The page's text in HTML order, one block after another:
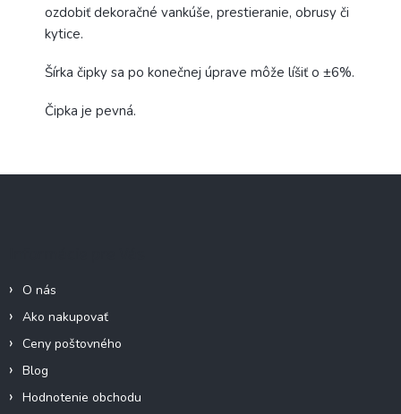
ozdobiť dekoračné vankúše, prestieranie, obrusy či
kytice.
Šírka čipky sa po konečnej úprave môže líšiť o ±6%.
Čipka je pevná.
O nás
Ako nakupovať
Ceny poštovného
Blog
Hodnotenie obchodu